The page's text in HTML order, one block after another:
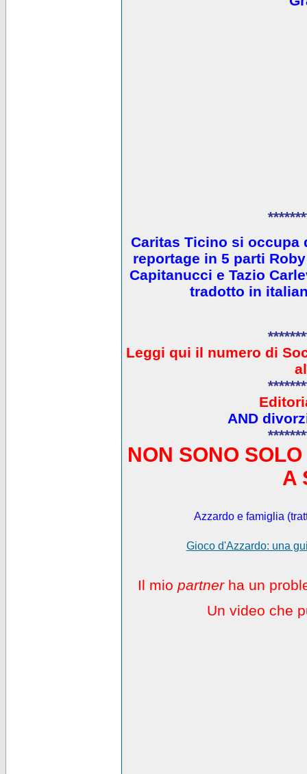
Caritas Ticino si occupa
reportage in 5 parti
Capitanucci e Tazio
tradotto in
Leggi qui il numero di
AND
NON SONO
A
Azzardo e famiglia
Gioco d'Azzardo: una
Il mio partnerha un
Un video che